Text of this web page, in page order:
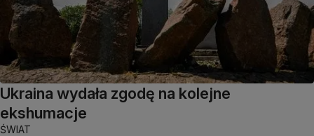
Ukraina wydała zgodę na kolejne
ekshumacje
ŚWIAT